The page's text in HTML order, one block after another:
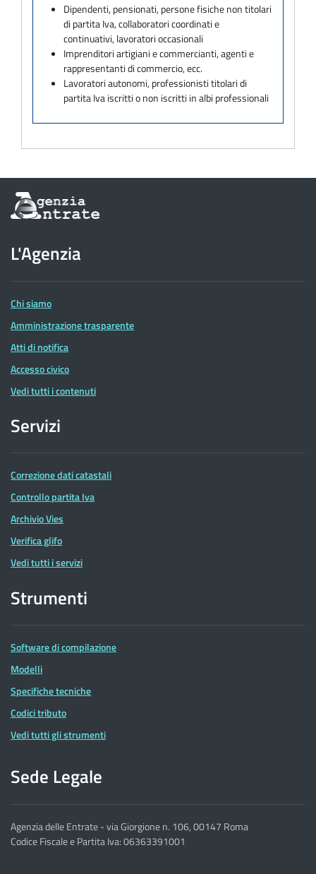
Dipendenti, pensionati, persone fisiche non titolari
di partita Iva, collaboratori coordinati e
continuativi, lavoratori occasionali
Imprenditori artigiani e commercianti, agenti e
rappresentanti di commercio, ecc.
Lavoratori autonomi, professionisti titolari di
partita Iva iscritti o non iscritti in albi professionali
Informazioni
sul
dell'Agenzia
delle
Entrate
L'Agenzia
Chi siamo
Amministrazione trasparente
Atti di notifica
Accesso civico
Vedi tutti i contenuti
Servizi
Correzione dati catastali
Controllo partita Iva
Archivio Vies
Verifica glifo
Vedi tutti i servizi
Strumenti
Software di compilazione
Modelli
Specifiche tecniche
Codici tributo
Vedi tutti gli strumenti
Sede Legale
Agenzia delle Entrate - via Giorgione n. 106, 00147 Roma
Codice Fiscale e Partita Iva: 06363391001